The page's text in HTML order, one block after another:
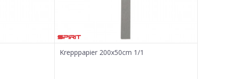
Krepppapier 200x50cm 1/1